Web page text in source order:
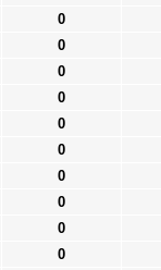
0
0
0
0
0
0
0
0
0
0